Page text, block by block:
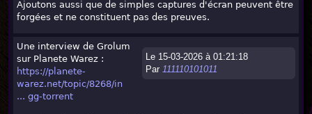
Ajoutons aussi que de simples captures d'écran peuvent être
forgées et ne constituent pas des preuves.
Le 15-03-2026 à 01:21:18
Par 111110101011
Une interview de Grolum
sur Planete Warez :
https://planete-
warez.net/topic/8268/in
... gg-torrent